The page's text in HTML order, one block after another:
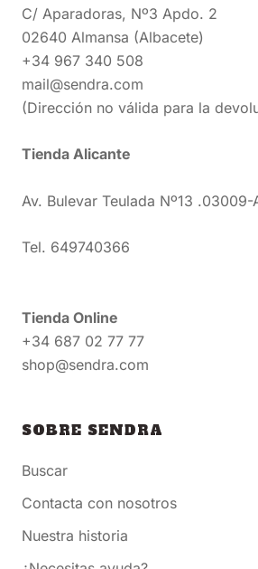
C/ Aparadoras, Nº3 Apdo. 2
02640 Almansa (Albacete)
+34 967 340 508
mail@sendra.com
(Dirección no válida para la
Tienda Alicante
Av. Bulevar Teulada Nº13 .03009-
Tel. 649740366
Tienda Online
+34 687 02 77 77
shop@sendra.com
SOBRE SENDRA
Buscar
Contacta con nosotros
Nuestra historia